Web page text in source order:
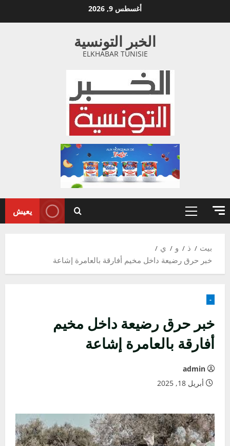
أغسطس 9, 2026
الخبر التونسية
ELKHABAR TUNISIE
القائمة
يعيش
بيت ذ و
ي
خبر حرق رضيعة داخل مخيم أفارقة بالعامرة إشاعة
-
خبر حرق رضيعة داخل مخيم
أفارقة بالعامرة إشاعة
admin
أبريل 18, 2025